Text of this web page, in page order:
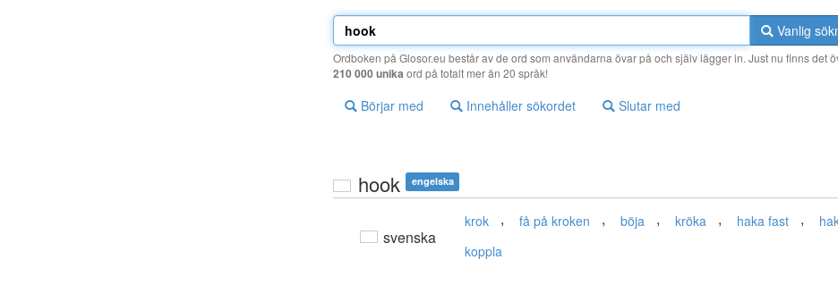
Vanlig
Ordboken på Glosor.eu består av de ord som användarna övar på och själv lägger in. Just nu finns det
210 000 unika ord på totalt mer än 20 språk!
Börjar med Innehåller sökordet Slutar med
hook engelska
svenska
krok , få på kroken , böja , kröka , haka fast ,
koppla